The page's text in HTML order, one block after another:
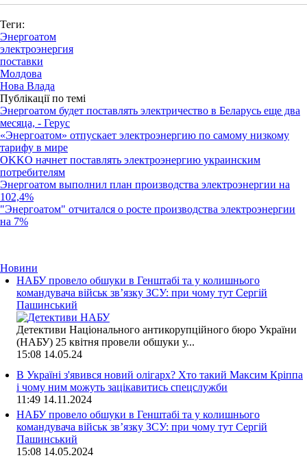
Теги:
Энергоатом
электроэнергия
поставки
Молдова
Нова Влада
Публікації по темі
Энергоатом будет поставлять электричество в Беларусь еще два
месяца, - Герус
«Энергоатом» отпускает электроэнергию по самому низкому
тарифу в мире
OKKO начнет поставлять электроэнергию украинским
потребителям
Энергоатом выполнил план производства электроэнергии на
102,4%
"Энергоатом" отчитался о росте производства электроэнергии
на 7%
Новини
НАБУ провело обшуки в Генштабі та у колишнього
командувача військ зв’язку ЗСУ: при чому тут Сергій
Пашинський
Детективи Національного антикорупційного бюро України
(НАБУ) 25 квітня провели обшуки у...
15:08 14.05.24
В Україні з'явився новий олігарх? Хто такий Максим Кріппа
і чому ним можуть зацікавитись спецслужби
11:49 14.11.2024
НАБУ провело обшуки в Генштабі та у колишнього
командувача військ зв’язку ЗСУ: при чому тут Сергій
Пашинський
15:08 14.05.2024